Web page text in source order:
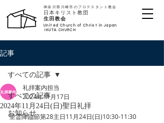
日本キリスト教団
​生田教会
United Church of Christ in Japan
IKUTA CHURCH
神奈川県川崎市のプロテスタント教会
記事
すべての記事
お知らせ
すべての記事
2024年11月24日(日)聖日礼拝
礼拝案内担当
2024年11月17日
聖霊降臨節第28主日11月24日(日)10:30-11:30